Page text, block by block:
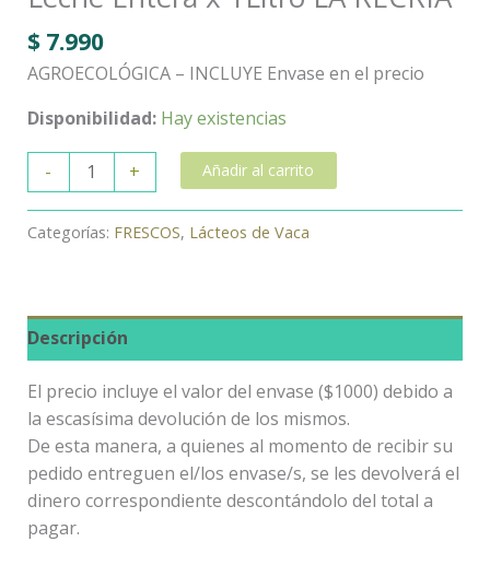
$7.990
AGROECOLÓGICA – INCLUYE Envase en el precio
Disponibilidad: Hay existencias
- + Añadir al carrito
Categorías: FRESCOS, Lácteos de Vaca
Descripción
El precio incluye el valor del envase ($1000) debido a
la escasísima devolución de los mismos.
De esta manera, a quienes al momento de recibir su
pedido entreguen el/los envase/s, se les devolverá el
dinero correspondiente descontándolo del total a
pagar.